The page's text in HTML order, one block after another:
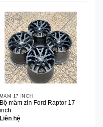
MÂM 17 INCH
Bộ mâm zin Ford Raptor 17
inch
Liên hệ